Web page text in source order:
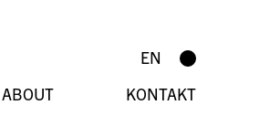
EN
ABOUT KONTAKT